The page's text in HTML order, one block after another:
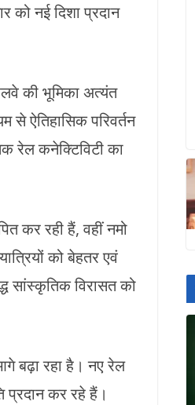
को नई दिशा प्रदान
की भूमिका अत्यंत
ऐतिहासिक परिवर्तन
रेल कनेक्टिविटी का
कर रही हैं, वहीं नमो
को बेहतर एवं
सांस्कृतिक विरासत को
बढ़ा रहा है। नए रेल
प्रदान कर रहे हैं।